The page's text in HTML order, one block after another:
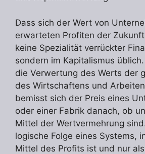
Dass sich der Wert von
erwarteten Profiten der
keine Spezialität verrückter
sondern im Kapitalismus
die Verwertung des Werts der
des Wirtschaftens und
bemisst sich der Preis eines
oder einer Fabrik danach, ob
Mittel der Wertvermehrung
logische Folge eines Systems,
Mittel des Profits ist und nur